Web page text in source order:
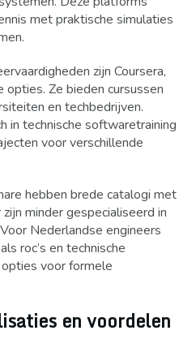
met praktische simulaties
zijn Coursera,
Ze bieden cursussen
en techbedrijven.
in technische softwaretraining
voor verschillende
hebben brede catalogi met
minder gespecialiseerd in
Nederlandse engineers
roc’s en technische
voor formele
en voordelen